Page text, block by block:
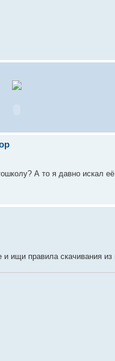
А то я давно искал
ищи правила скачивания из